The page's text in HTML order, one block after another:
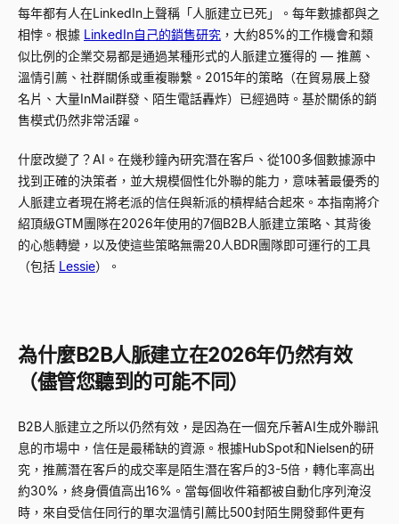
每年都有人在LinkedIn上聲稱「人脈建立已死」。每年數據都與之
相悖。根據 LinkedIn自己的銷售研究 ，大約85%的工作機會和類
似比例的企業交易都是通過某種形式的人脈建立獲得的 — 推薦、
溫情引薦、社群關係或重複聯繫。2015年的策略（在貿易展上發
名片、大量InMail群發、陌生電話轟炸）已經過時。基於關係的銷
售模式仍然非常活躍。
什麼改變了？AI。在幾秒鐘內研究潛在客戶、從100多個數據源中
找到正確的決策者，並大規模個性化外聯的能力，意味著最優秀的
人脈建立者現在將老派的信任與新派的槓桿結合起來。本指南將介
紹頂級GTM團隊在2026年使用的7個B2B人脈建立策略、其背後
的心態轉變，以及使這些策略無需20人BDR團隊即可運行的工具
（包括 Lessie）。
為什麼B2B人脈建立在2026年仍然有效
（儘管您聽到的可能不同）
B2B人脈建立之所以仍然有效，是因為在一個充斥著AI生成外聯訊
息的市場中，信任是最稀缺的資源。根據HubSpot和Nielsen的研
究，推薦潛在客戶的成交率是陌生潛在客戶的3-5倍，轉化率高出
約30%，終身價值高出16%。當每個收件箱都被自動化序列淹沒
時，來自受信任同行的單次溫情引薦比500封陌生開發郵件更有